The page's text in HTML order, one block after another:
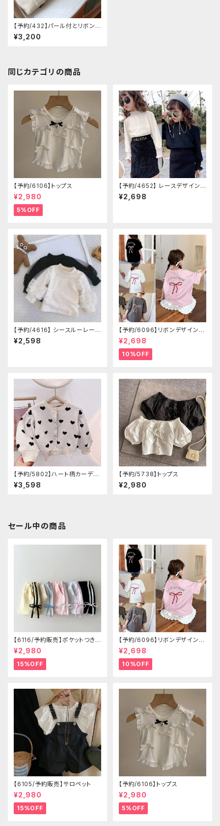
【予約/432】パール付とリボン
付き カーデガン
¥3,200
同じカテゴリの商品
【予約/6106】トップス
¥2,980
5%OFF
【予約/4652】 レースデザイン×
裏起毛トップス
¥2,698
【予約/4616】 シースルーレース
デザイン×裏起毛トップス
¥2,598
【予約/6096】リボンデザイン T
シャツ
¥2,698
10%OFF
【予約/5802】ハート柄カーディ
ガン
¥3,598
【予約/5738】トップス
¥2,980
セール中の商品
【6116/予約販売】ポケットつきシ
ョートパン
¥2,980
15%OFF
【予約/6096】リボンデザイン T
シャツ
¥2,698
10%OFF
【6105/予約販売】サロペット
¥2,980
15%OFF
【予約/6106】トップス
¥2,980
5%OFF